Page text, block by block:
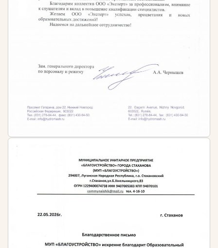
не реже чем 1 раз в 3 года проходить обучение по
программе повышения квалификации.
дополнительные профессиональные программы
соответствии с которым необходимо проходить
переподготовки и повышения квалификации:
переподготовка) – не менее 600 часов
кадастровой деятельности (повышение
квалификации) – не менее 40 часов
Актуальные проблемы взаимодействия
субъектов кадастровых отношений (повышение
Актуальные вопросы законодательства в
квалификации) – не менее 40 часов